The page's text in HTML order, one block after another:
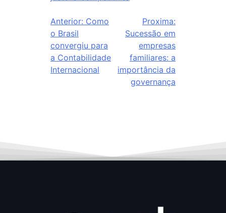
Anterior: Como
o Brasil
convergiu para
a Contabilidade
Internacional
Proxima:
Sucessão em
empresas
familiares: a
importância da
governança